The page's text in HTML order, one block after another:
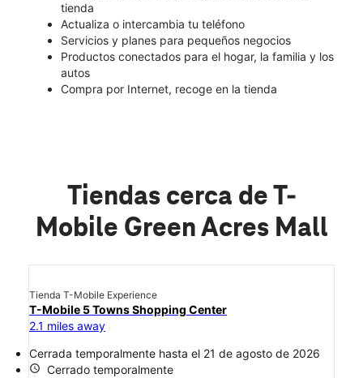
tienda
Actualiza o intercambia tu teléfono
Servicios y planes para pequeños negocios
Productos conectados para el hogar, la familia y los
autos
Compra por Internet, recoge en la tienda
Tiendas cerca de T-
Mobile Green Acres Mall
Tienda T-Mobile Experience
T-Mobile 5 Towns Shopping Center
2.1 miles away
Cerrada temporalmente hasta el 21 de agosto de 2026
access_time
Cerrado temporalmente